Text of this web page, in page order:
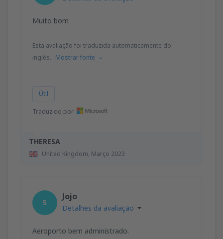
THERESA
United Kingdom, Março 2023
Muito bom
Esta avaliação foi traduzida automaticamente do
inglês. Mostrar fonte
Útil
Traduzido por
5
Jojo
Detalhes da avaliação
Aeroporto bem administrado.